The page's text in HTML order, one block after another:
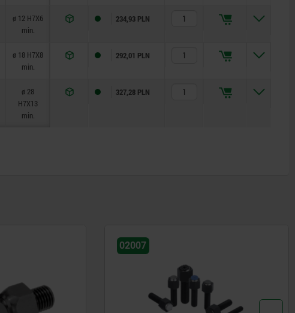
ø 12 H7X6
min.
234,93 PLN
ø 18 H7X8
min.
292,01 PLN
ø 28
H7X13
min.
327,28 PLN
02007